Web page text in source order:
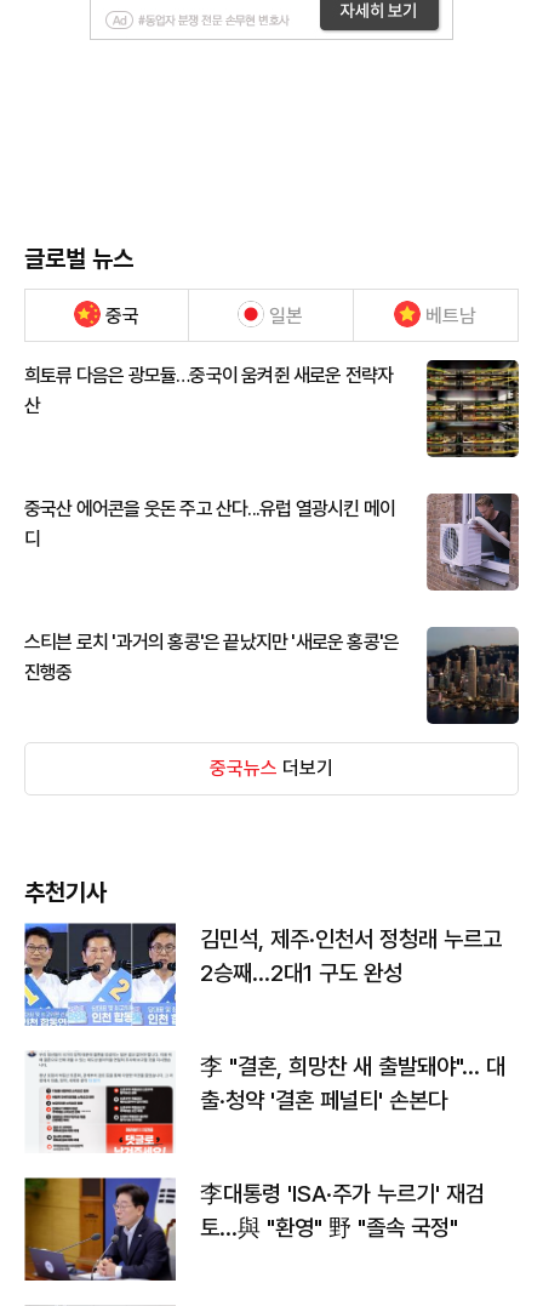
글로벌 뉴스
중국 일본 베트남
희토류 다음은 광모듈…중국이 움켜쥔 새로운 전략자
산
중국산 에어콘을 웃돈 주고 산다...유럽 열광시킨 메이
디
스티븐 로치 '과거의 홍콩'은 끝났지만 '새로운 홍콩'은
진행중
중국뉴스 더보기
추천기사
김민석, 제주·인천서 정청래 누르고
2승째…2대1 구도 완성
李 "결혼, 희망찬 새 출발돼야"… 대
출·청약 '결혼 페널티' 손본다
李대통령 'ISA·주가 누르기' 재검
토…與 "환영" 野 "졸속 국정"